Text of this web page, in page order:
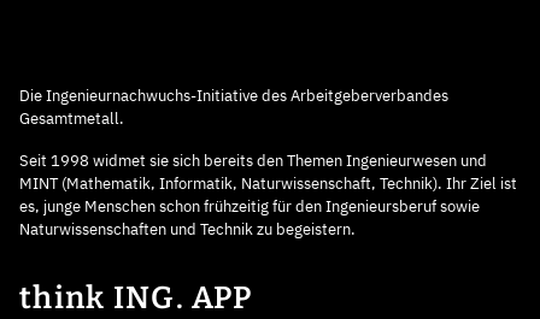
Die Ingenieurnachwuchs-Initiative des Arbeitgeberverbandes
Gesamtmetall.
Seit 1998 widmet sie sich bereits den Themen Ingenieurwesen und
MINT (Mathematik, Informatik, Naturwissenschaft, Technik). Ihr Ziel ist
es, junge Menschen schon frühzeitig für den Ingenieursberuf sowie
Naturwissenschaften und Technik zu begeistern.
think ING. APP